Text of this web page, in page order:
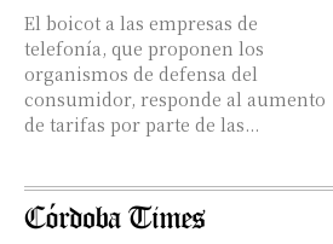
El boicot a las empresas de
telefonía, que proponen los
organismos de defensa del
consumidor, responde al aumento
de tarifas por parte de las...